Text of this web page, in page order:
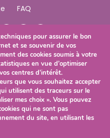
FAQ
brochure
de confidentialité
cookies
pour assurer le bon
et se souvenir de vos
des cookies soumis à votre
en vue d’optimiser
centres d’intérêt.
que vous souhaitez accepter
utilisent des traceurs sur le
mes choix ». Vous pouvez
qui ne sont pas
du site, en utilisant les